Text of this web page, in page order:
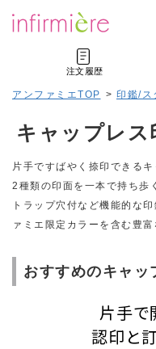
注文履歴
アンファミエTOP > 印鑑/ス
キャップレス
片手ですばやく捺印できるキ
2種類の印面を一本で持ち歩
トラップ穴付など機能的な
ァミエ限定カラーを含む豊
おすすめのキャッ
片手で
認印と